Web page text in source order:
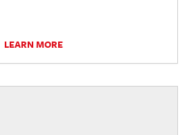
LEARN MORE